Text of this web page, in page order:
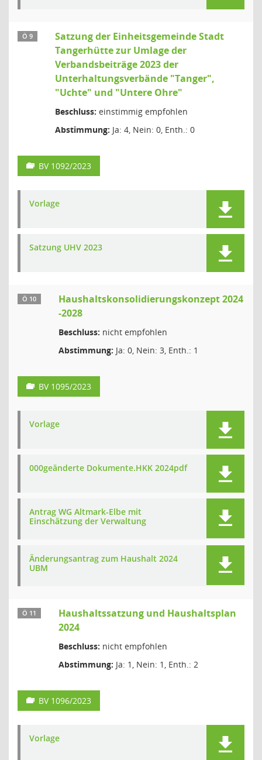
Ö 9
Satzung der Einheitsgemeinde Stadt
Tangerhütte zur Umlage der
Verbandsbeiträge 2023 der
Unterhaltungsverbände "Tanger",
"Uchte" und "Untere Ohre"
Beschluss: einstimmig empfohlen
Abstimmung: Ja: 4, Nein: 0, Enth.: 0
BV 1092/2023
Vorlage
Satzung UHV 2023
Ö 10
Haushaltskonsolidierungskonzept 2024
-2028
Beschluss: nicht empfohlen
Abstimmung: Ja: 0, Nein: 3, Enth.: 1
BV 1095/2023
Vorlage
000geänderte Dokumente.HKK 2024pdf
Antrag WG Altmark-Elbe mit
Einschätzung der Verwaltung
Änderungsantrag zum Haushalt 2024
UBM
Ö 11
Haushaltssatzung und Haushaltsplan
2024
Beschluss: nicht empfohlen
Abstimmung: Ja: 1, Nein: 1, Enth.: 2
BV 1096/2023
Vorlage